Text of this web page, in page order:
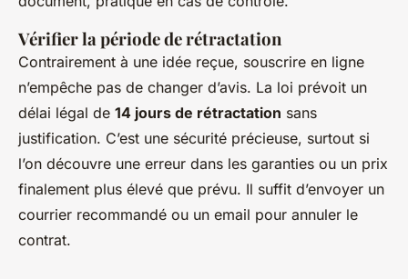
Vérifier la période de rétractation
Contrairement à une idée reçue, souscrire en ligne
n’empêche pas de changer d’avis. La loi prévoit un
délai légal de 14 jours de rétractation sans
justification. C’est une sécurité précieuse, surtout si
l’on découvre une erreur dans les garanties ou un prix
finalement plus élevé que prévu. Il suffit d’envoyer un
courrier recommandé ou un email pour annuler le
contrat.